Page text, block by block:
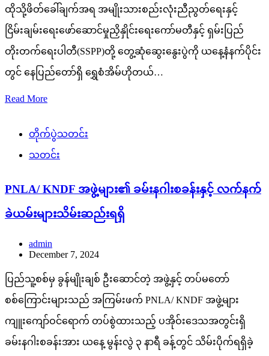
ထိုသို့ဖိတ်ခေါ်ချက်အရ အမျိုးသားစည်းလုံးညီညွတ်ရေးနှင့်
ငြိမ်းချမ်းရေးဖော်ဆောင်မှုညှိနှိုင်းရေးကော်မတီနှင့် ရှမ်းပြည်
တိုးတက်ရေးပါတီ(SSPP)တို့ တွေ့ဆုံဆွေးနွေးပွဲကို ယနေ့နံနက်ပိုင်း
တွင် နေပြည်တော်ရှိ ရွှေစံအိမ်ဟိုတယ်…
Read More
တိုက်ပွဲသတင်း
သတင်း
PNLA/ KNDF အဖွဲ့များ၏ ခမ်းနဂါးစခန်းနှင့် လက်နက်
ခဲယမ်းများသိမ်းဆည်းရရှိ
admin
December 7, 2024
ပြည်သူ့စစ်မှ ခွန်မျိုးချစ် ဦးဆောင်တဲ့ အဖွဲ့နှင့် တပ်မတော်
စစ်ကြောင်းများသည် အကြမ်းဖက် PNLA/ KNDF အဖွဲ့များ
ကျူးကျော်ဝင်ရောက် တပ်စွဲထားသည့် ပအိုဝ်းဒေသအတွင်းရှိ
ခမ်းနဂါးစခန်းအား ယနေ့ မွန်းလွဲ ၃ နာရီ ခန့်တွင် သိမ်းပိုက်ရရှိခဲ့